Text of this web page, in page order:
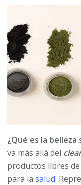
¿Qué es la
va más allá del
productos libres
para la salud.